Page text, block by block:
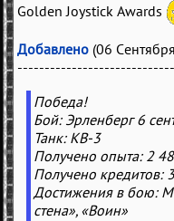
Golden Joystick Awards
Добавлено (06
Победа!
Бой: Эрленберг 6
Танк: КВ-3
Получено опыта: 2
Получено кредитов:
Достижения в бою:
cтена», «Воин»